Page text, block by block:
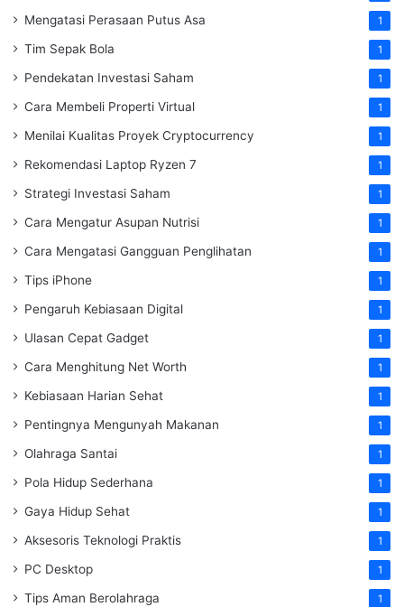
Mengatasi Perasaan Putus Asa 1
Tim Sepak Bola 1
Pendekatan Investasi Saham 1
Cara Membeli Properti Virtual 1
Menilai Kualitas Proyek Cryptocurrency 1
Rekomendasi Laptop Ryzen 7 1
Strategi Investasi Saham 1
Cara Mengatur Asupan Nutrisi 1
Cara Mengatasi Gangguan Penglihatan 1
Tips iPhone 1
Pengaruh Kebiasaan Digital 1
Ulasan Cepat Gadget 1
Cara Menghitung Net Worth 1
Kebiasaan Harian Sehat 1
Pentingnya Mengunyah Makanan 1
Olahraga Santai 1
Pola Hidup Sederhana 1
Gaya Hidup Sehat 1
Aksesoris Teknologi Praktis 1
PC Desktop 1
Tips Aman Berolahraga 1